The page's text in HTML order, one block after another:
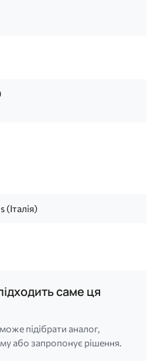
(Італія)
саме ця
підібрати аналог,
або запропонує рішення.